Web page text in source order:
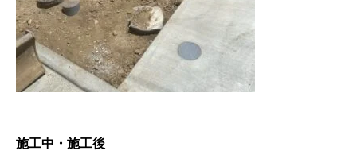
施工中・施工後